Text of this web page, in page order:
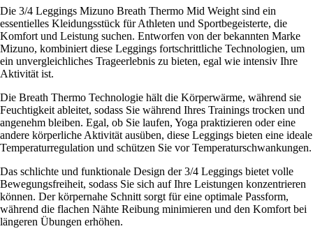
Die 3/4 Leggings Mizuno Breath Thermo Mid Weight sind ein
essentielles Kleidungsstück für Athleten und Sportbegeisterte, die
Komfort und Leistung suchen. Entworfen von der bekannten Marke
Mizuno, kombiniert diese Leggings fortschrittliche Technologien, um
ein unvergleichliches Trageerlebnis zu bieten, egal wie intensiv Ihre
Aktivität ist.
Die Breath Thermo Technologie hält die Körperwärme, während sie
Feuchtigkeit ableitet, sodass Sie während Ihres Trainings trocken und
angenehm bleiben. Egal, ob Sie laufen, Yoga praktizieren oder eine
andere körperliche Aktivität ausüben, diese Leggings bieten eine ideale
Temperaturregulation und schützen Sie vor Temperaturschwankungen.
Das schlichte und funktionale Design der 3/4 Leggings bietet volle
Bewegungsfreiheit, sodass Sie sich auf Ihre Leistungen konzentrieren
können. Der körpernahe Schnitt sorgt für eine optimale Passform,
während die flachen Nähte Reibung minimieren und den Komfort bei
längeren Übungen erhöhen.